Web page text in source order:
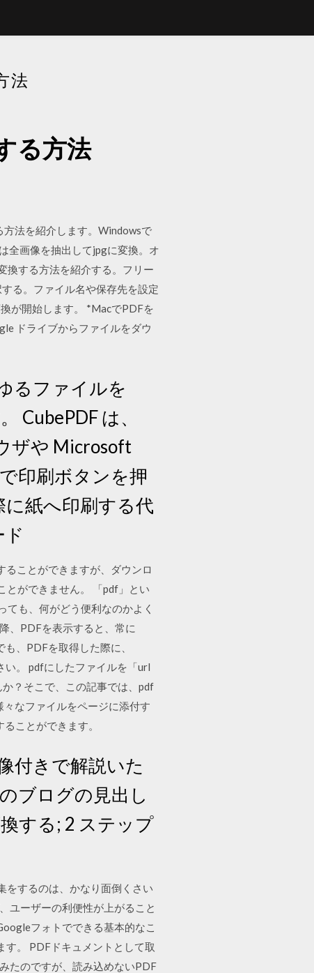
法
る方法
方法を紹介します。Windowsで
全画像を抽出してjpgに変換。オ
換する方法を紹介する。フリー
る。ファイル名や保存先を設定
が開始します。 *MacでPDFを
ドライブからファイルをダウ
るファイルを
CubePDF は、
ザや Microsoft
印刷ボタンを押
紙へ印刷する代
ことができますが、ダウンロ
とができません。 「pdf」とい
も、何がどう便利なのかよく
、PDFを表示すると、常に
、PDFを取得した際に、
い。 pdfにしたファイルを「url
？そこで、この記事では、pdf
なファイルをページに添付す
ことができます。
付きで解説いた
ブログの見出し
する; 2 ステップ
をするのは、かなり面倒くさい
ユーザーの利便性が上がること
フォトでできる基本的なこ
。 PDFドキュメントとして取
たのですが、読み込めないPDF